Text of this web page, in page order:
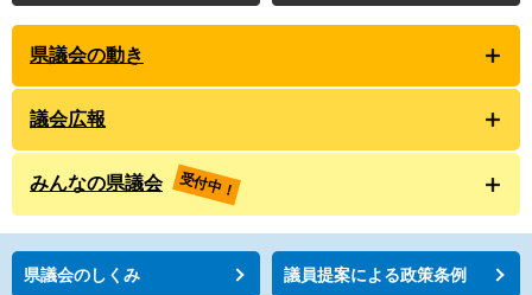
県議会の動き
議会広報
みんなの県議会 受付中！
県議会のしくみ 議員提案による政策条例